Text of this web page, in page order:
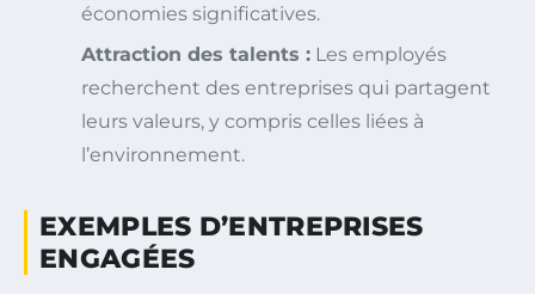
économies significatives.
Attraction des talents : Les employés
recherchent des entreprises qui partagent
leurs valeurs, y compris celles liées à
l’environnement.
EXEMPLES D’ENTREPRISES
ENGAGÉES